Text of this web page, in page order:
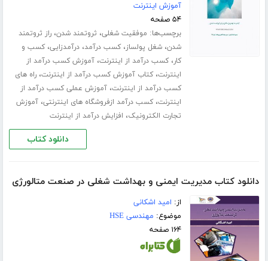
آموزش اینترنت
۵۴ صفحه
برچسب‌ها: موفقیت شغلی، ثروتمند شدن،راز ثروتمند
شدن،شغل پولساز،کسب درآمد،درآمدزایی،کسب و
کار،کسب درآمد از اینترنت،آموزش کسب درآمد از
اینترنت،کتاب آموزش کسب درآمد از اینترنت،راه های
کسب درآمد از اینترنت،آموزش عملی کسب درآمد از
اینترنت،کسب درآمد ازفروشگاه های اینترنتی،آموزش
تجارت الکترونیک، افزایش درآمد از اینترنت
دانلود کتاب
دانلود کتاب مدیریت ایمنی و بهداشت شغلی در صنعت متالورژی
از: امید اشکانی
موضوع: مهندسی HSE
۱۶۴ صفحه